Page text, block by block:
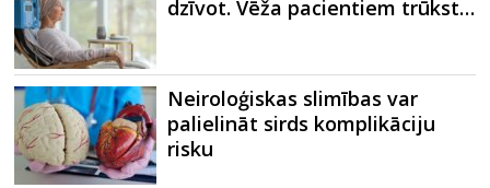
dzīvot. Vēža pacientiem trūkst…
Neiroloģiskas slimības var
palielināt sirds komplikāciju
risku